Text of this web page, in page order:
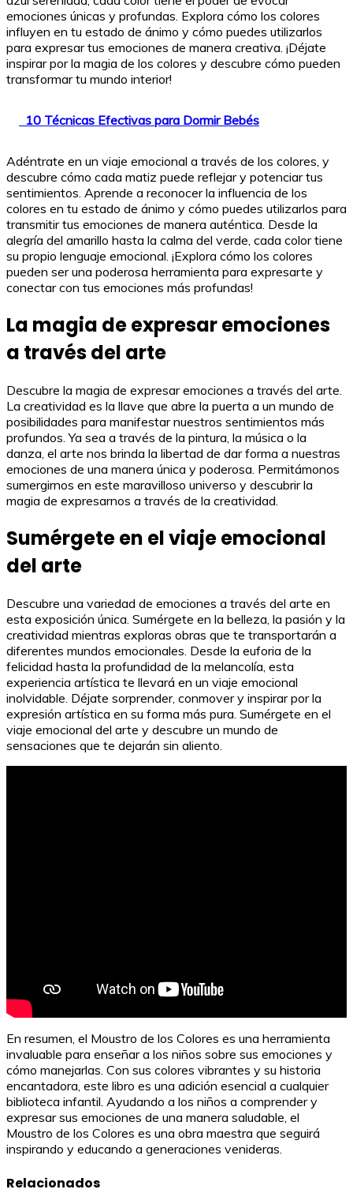
emociones únicas y profundas. Explora cómo los colores
influyen en tu estado de ánimo y cómo puedes utilizarlos
para expresar tus emociones de manera creativa. ¡Déjate
inspirar por la magia de los colores y descubre cómo pueden
transformar tu mundo interior!
10 Técnicas Efectivas para Dormir Bebés
Adéntrate en un viaje emocional a través de los colores, y
descubre cómo cada matiz puede reflejar y potenciar tus
sentimientos. Aprende a reconocer la influencia de los
colores en tu estado de ánimo y cómo puedes utilizarlos para
transmitir tus emociones de manera auténtica. Desde la
alegría del amarillo hasta la calma del verde, cada color tiene
su propio lenguaje emocional. ¡Explora cómo los colores
pueden ser una poderosa herramienta para expresarte y
conectar con tus emociones más profundas!
La magia de expresar emociones
a través del arte
Descubre la magia de expresar emociones a través del arte.
La creatividad es la llave que abre la puerta a un mundo de
posibilidades para manifestar nuestros sentimientos más
profundos. Ya sea a través de la pintura, la música o la
danza, el arte nos brinda la libertad de dar forma a nuestras
emociones de una manera única y poderosa. Permitámonos
sumergirnos en este maravilloso universo y descubrir la
magia de expresarnos a través de la creatividad.
Sumérgete en el viaje emocional
del arte
Descubre una variedad de emociones a través del arte en
esta exposición única. Sumérgete en la belleza, la pasión y la
creatividad mientras exploras obras que te transportarán a
diferentes mundos emocionales. Desde la euforia de la
felicidad hasta la profundidad de la melancolía, esta
experiencia artística te llevará en un viaje emocional
inolvidable. Déjate sorprender, conmover y inspirar por la
expresión artística en su forma más pura. Sumérgete en el
viaje emocional del arte y descubre un mundo de
sensaciones que te dejarán sin aliento.
En resumen, el Moustro de los Colores es una herramienta
invaluable para enseñar a los niños sobre sus emociones y
cómo manejarlas. Con sus colores vibrantes y su historia
encantadora, este libro es una adición esencial a cualquier
biblioteca infantil. Ayudando a los niños a comprender y
expresar sus emociones de una manera saludable, el
Moustro de los Colores es una obra maestra que seguirá
inspirando y educando a generaciones venideras.
Relacionados